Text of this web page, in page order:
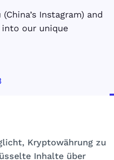
Instagram) and
our unique
Kryptowährung zu
Inhalte über